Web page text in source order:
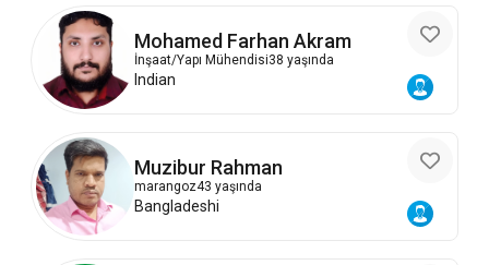
Mohamed Farhan Akram
İnşaat/Yapı Mühendisi38 yaşında
Indian
Muzibur Rahman
marangoz43 yaşında
Bangladeshi